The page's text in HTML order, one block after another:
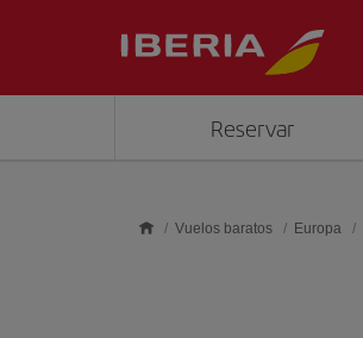
Reservar
Vuelos baratos Europa